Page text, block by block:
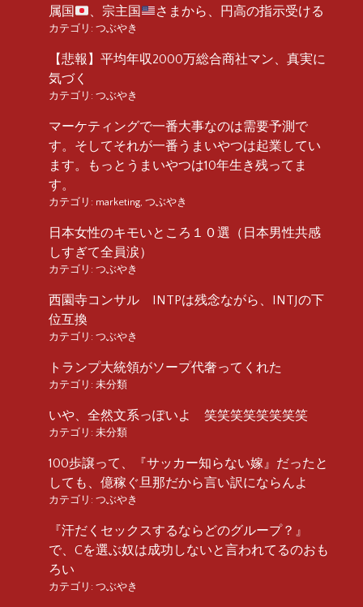
属国 、宗主国 さまから、円高の指示受ける
カテゴリ: つぶやき
【悲報】平均年収2000万総合商社マン、真実に
気づく
カテゴリ: つぶやき
マーケティングで一番大事なのは需要予測で
す。そしてそれが一番うまいやつは起業してい
ます。もっとうまいやつは10年生き残ってま
す。
カテゴリ: marketing, つぶやき
日本女性のキモいところ１０選（日本男性共感
しすぎて全員涙）
カテゴリ: つぶやき
西園寺コンサル INTPは残念ながら、INTJの下
位互換
カテゴリ: つぶやき
トランプ大統領がソープ代奢ってくれた
カテゴリ: 未分類
いや、全然文系っぽいよ 笑笑笑笑笑笑笑笑
カテゴリ: 未分類
100歩譲って、『サッカー知らない嫁』だったと
しても、億稼ぐ旦那だから言い訳にならんよ
カテゴリ: つぶやき
『汗だくセックスするならどのグループ？』
で、Cを選ぶ奴は成功しないと言われてるのおも
ろい
カテゴリ: つぶやき